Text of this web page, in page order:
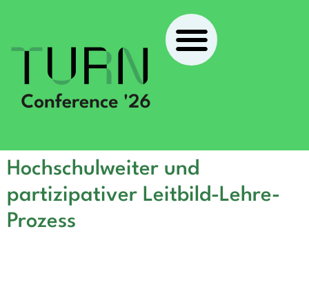
Hochschulweiter und
partizipativer Leitbild-Lehre-
Prozess